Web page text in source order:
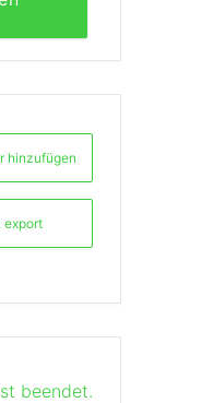
hinzufügen
export
beendet.